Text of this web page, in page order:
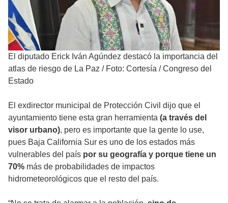
El diputado Erick Iván Agúndez destacó la importancia del
atlas de riesgo de La Paz / Foto: Cortesía / Congreso del
Estado
El exdirector municipal de Protección Civil dijo que el
ayuntamiento tiene esta gran herramienta (a través del
visor urbano), pero es importante que la gente lo use,
pues Baja California Sur es uno de los estados más
vulnerables del país por su geografía y porque tiene un
70% más de probabilidades de impactos
hidrometeorológicos que el resto del país.